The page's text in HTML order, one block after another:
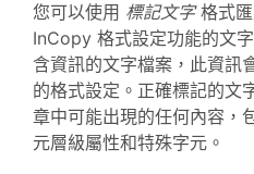
您可以使用 標記文字格式匯
InCopy 格式設定功能的文
含資訊的文字檔案，此資訊
的格式設定。正確標記的文
章中可能出現的任何內容，
元層級屬性和特殊字元。